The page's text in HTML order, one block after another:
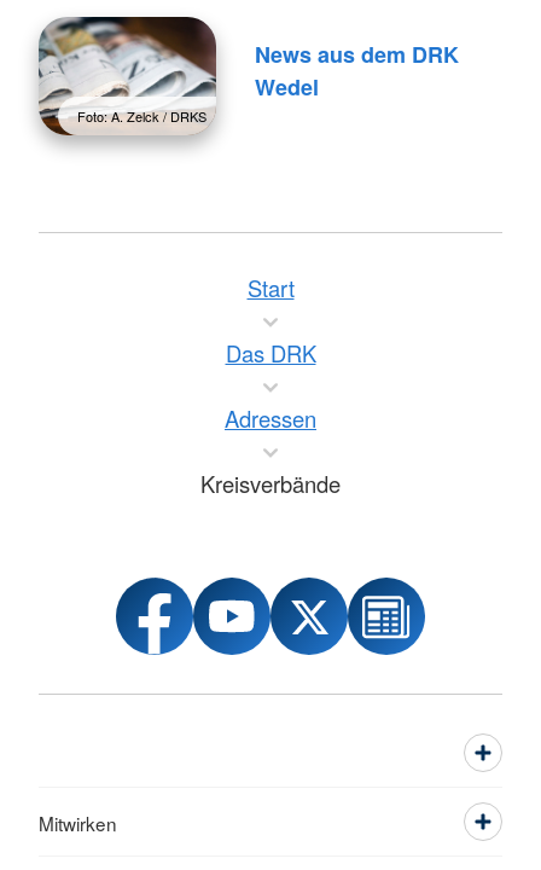
Foto: A. Zelck / DRKS
News aus dem DRK
Wedel
Start
Das DRK
Adressen
Kreisverbände
Mitwirken